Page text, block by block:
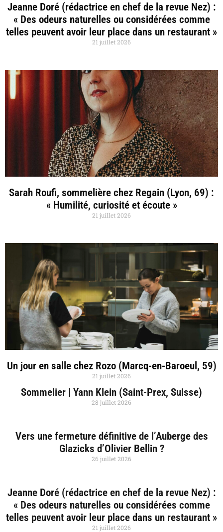
Jeanne Doré (rédactrice en chef de la revue Nez) :
« Des odeurs naturelles ou considérées comme
telles peuvent avoir leur place dans un restaurant »
21 juillet 2026
Sarah Roufi, sommelière chez Regain (Lyon, 69) :
« Humilité, curiosité et écoute »
21 juillet 2026
Un jour en salle chez Rozo (Marcq-en-Baroeul, 59)
21 juillet 2026
Sommelier | Yann Klein (Saint-Prex, Suisse)
28 juillet 2026
Vers une fermeture définitive de l’Auberge des
Glazicks d’Olivier Bellin ?
26 juillet 2026
Jeanne Doré (rédactrice en chef de la revue Nez) :
« Des odeurs naturelles ou considérées comme
telles peuvent avoir leur place dans un restaurant »
21 juillet 2026